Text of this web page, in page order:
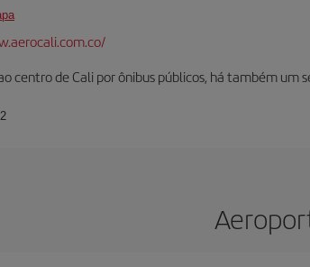
centro de Cali por ônibus públicos, há também